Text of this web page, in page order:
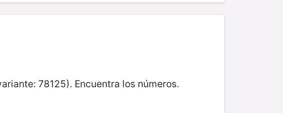
78125). Encuentra los números.